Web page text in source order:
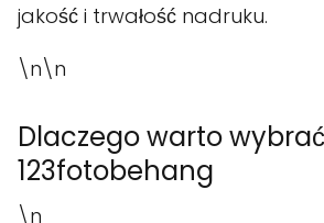
jakość i trwałość nadruku.
\n\n
Dlaczego warto wybrać
123fotobehang
\n